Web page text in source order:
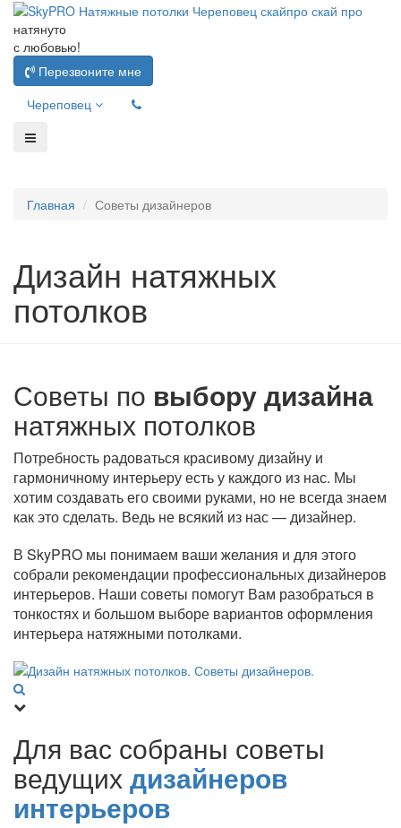
натянуто
с любовью!
Перезвоните мне
Череповец
Главная Советы дизайнеров
Дизайн натяжных
потолков
Советы по выбору дизайна
натяжных потолков
Потребность радоваться красивому дизайну и
гармоничному интерьеру есть у каждого из нас. Мы
хотим создавать его своими руками, но не всегда знаем
как это сделать. Ведь не всякий из нас — дизайнер.
В SkyPRO мы понимаем ваши желания и для этого
собрали рекомендации профессиональных дизайнеров
интерьеров. Наши советы помогут Вам разобраться в
тонкостях и большом выборе вариантов оформления
интерьера натяжными потолками.
Для вас собраны советы
ведущихдизайнеров
интерьеров